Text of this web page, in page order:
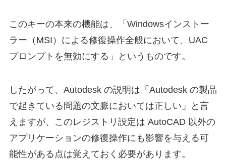
このキーの本来の機能は、「Windowsインストー
ラー（MSI）による修復操作全般において、UAC
プロンプトを無効にする」というものです。
したがって、Autodesk の説明は「Autodesk の製品
で起きている問題の文脈においては正しい」と言
えますが、このレジストリ設定は AutoCAD 以外の
アプリケーションの修復操作にも影響を与える可
能性がある点は覚えておく必要があります。